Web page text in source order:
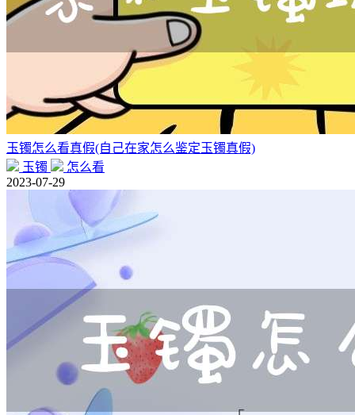
玉镯怎么看真假(自己在家怎么鉴定玉镯真假)
玉镯
怎么看
2023-07-29